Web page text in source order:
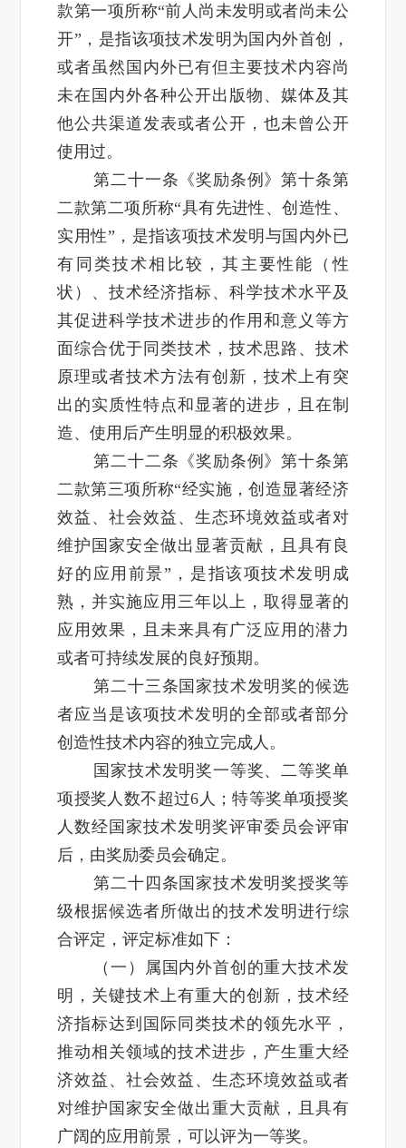
款第一项所称“前人尚未发明或者尚未公
开”，是指该项技术发明为国内外首创，
或者虽然国内外已有但主要技术内容尚
未在国内外各种公开出版物、媒体及其
他公共渠道发表或者公开，也未曾公开
使用过。
第二十一条《奖励条例》第十条第
二款第二项所称“具有先进性、创造性、
实用性”，是指该项技术发明与国内外已
有同类技术相比较，其主要性能（性
状）、技术经济指标、科学技术水平及
其促进科学技术进步的作用和意义等方
面综合优于同类技术，技术思路、技术
原理或者技术方法有创新，技术上有突
出的实质性特点和显著的进步，且在制
造、使用后产生明显的积极效果。
第二十二条《奖励条例》第十条第
二款第三项所称“经实施，创造显著经济
效益、社会效益、生态环境效益或者对
维护国家安全做出显著贡献，且具有良
好的应用前景”，是指该项技术发明成
熟，并实施应用三年以上，取得显著的
应用效果，且未来具有广泛应用的潜力
或者可持续发展的良好预期。
第二十三条国家技术发明奖的候选
者应当是该项技术发明的全部或者部分
创造性技术内容的独立完成人。
国家技术发明奖一等奖、二等奖单
项授奖人数不超过6人；特等奖单项授奖
人数经国家技术发明奖评审委员会评审
后，由奖励委员会确定。
第二十四条国家技术发明奖授奖等
级根据候选者所做出的技术发明进行综
合评定，评定标准如下：
（一）属国内外首创的重大技术发
明，关键技术上有重大的创新，技术经
济指标达到国际同类技术的领先水平，
推动相关领域的技术进步，产生重大经
济效益、社会效益、生态环境效益或者
对维护国家安全做出重大贡献，且具有
广阔的应用前景，可以评为一等奖。